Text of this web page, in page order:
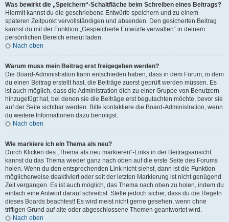
Was bewirkt die „Speichern“-Schaltfläche beim Schreiben eines Beitrags?
Hiermit kannst du die geschriebene Entwürfe speichern und zu einem
späteren Zeitpunkt vervollständigen und absenden. Den gesicherten Beitrag
kannst du mit der Funktion „Gespeicherte Entwürfe verwalten“ in deinem
persönlichen Bereich erneut laden.
Nach oben
Warum muss mein Beitrag erst freigegeben werden?
Die Board-Administration kann entschieden haben, dass in dem Forum, in dem
du einen Beitrag erstellt hast, die Beiträge zuerst geprüft werden müssen. Es
ist auch möglich, dass die Administration dich zu einer Gruppe von Benutzern
hinzugefügt hat, bei denen sie die Beiträge erst begutachten möchte, bevor sie
auf der Seite sichtbar werden. Bitte kontaktiere die Board-Administration, wenn
du weitere Informationen dazu benötigst.
Nach oben
Wie markiere ich ein Thema als neu?
Durch Klicken des „Thema als neu markieren“-Links in der Beitragsansicht
kannst du das Thema wieder ganz nach oben auf die erste Seite des Forums
holen. Wenn du den entsprechenden Link nicht siehst, dann ist die Funktion
möglicherweise deaktiviert oder seit der letzten Markierung ist nicht genügend
Zeit vergangen. Es ist auch möglich, das Thema nach oben zu holen, indem du
einfach eine Antwort darauf schreibst. Stelle jedoch sicher, dass du die Regeln
dieses Boards beachtest! Es wird meist nicht gerne gesehen, wenn ohne
triftigen Grund auf alte oder abgeschlossene Themen geantwortet wird.
Nach oben